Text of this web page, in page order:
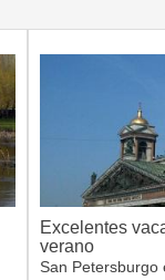
Excelentes
verano
San Petersburgo